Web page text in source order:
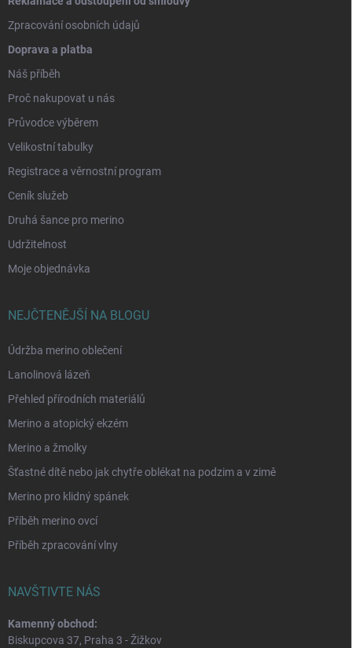
Zpracování osobních údajů
Doprava a platba
Náš příběh
Proč nakupovat u nás
Průvodce výběrem
Velikostní tabulky
Registrace a věrnostní program
Ceník služeb
Druhá šance pro merino
Udržitelnost
Moje objednávka
NEJČTENĚJŠÍ NA BLOGU
Údržba merino oblečení
Lanolinová lázeň
Přehled přírodních materiálů
Merino a atopický ekzém
Merino a žmolky
Šťastné dítě nebo jak chytře oblékat na podzim a v zimě
Merino pro klidný spánek
Příběh merino ovcí
Příběh zpracování vlny
NAVŠTIVTE NÁS
Kamenný obchod:
Biskupcova 37, Praha 3 - Žižkov